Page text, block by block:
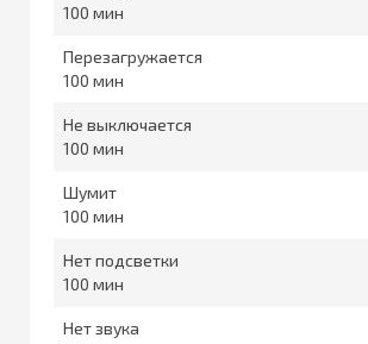
100
Перезагружается
100
Не выключается
100
Шумит
100
Нет подсветки
100
Нет звука